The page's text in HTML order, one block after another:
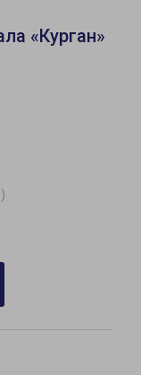
«Курган»